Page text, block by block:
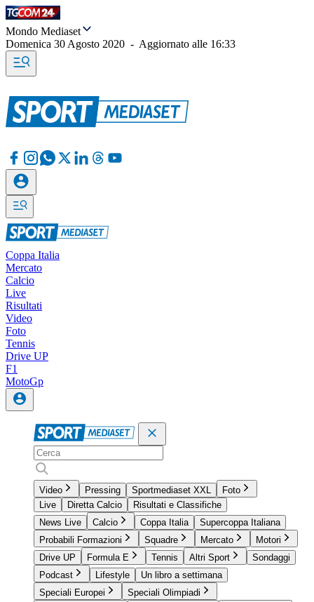
Mondo Mediaset
Domenica 30 Agosto 2020 - Aggiornato alle 16:33
Coppa Italia
Mercato
Calcio
Live
Risultati
Video
Foto
Tennis
Drive UP
F1
MotoGp
Video Pressing Sportmediaset XXL
Foto
Live
Diretta Calcio
Risultati e Classifiche
News Live
Calcio Coppa Italia
Supercoppa Italiana
Probabili Formazioni
Squadre Mercato
Motori
Drive UP
Formula E Tennis Altri Sport
Sondaggi
Podcast
Lifestyle
Un libro a settimana
Speciali Europei
Speciali Olimpiadi